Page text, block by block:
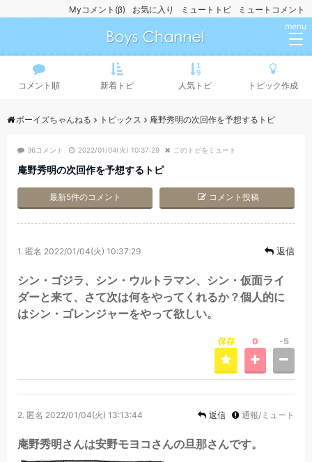
ミュートコメント
ミュートトピ
お気に入り
Myコメント(β)
menu
コメント順 新着トピ 人気トピ トピック作成
ボーイズちゃんねる トピックス 庵野秀明の次回作を予想するトピ
36コメント 2022/01/04(火) 10:37:29 このトピをミュート
庵野秀明の次回作を予想するトピ
コメント投稿
最新5件のコメント
1. 匿名 2022/01/04(火) 10:37:29 返信
シン・ゴジラ、シン・ウルトラマン、シン・仮面ライ
ダーと来て、さて次は何をやってくれるか？個人的に
はシン・ゴレンジャーをやって欲しい。
保存 0 -5
2. 匿名 2022/01/04(火) 13:13:44 返信 通報/ミュート
庵野秀明さんは安野モヨコさんの旦那さんです。